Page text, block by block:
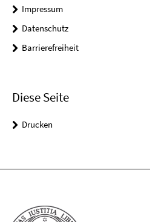
Impressum
Datenschutz
Barrierefreiheit
Diese Seite
Drucken